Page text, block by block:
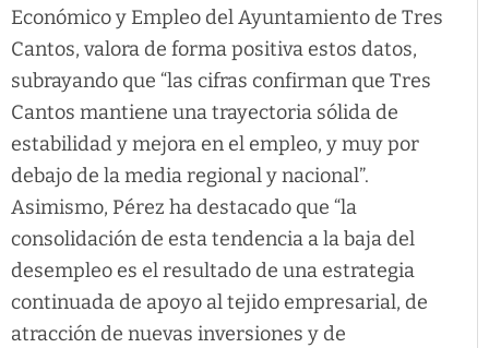
Económico y Empleo del Ayuntamiento de Tres
Cantos, valora de forma positiva estos datos,
subrayando que “las cifras confirman que Tres
Cantos mantiene una trayectoria sólida de
estabilidad y mejora en el empleo, y muy por
debajo de la media regional y nacional”.
Asimismo, Pérez ha destacado que “la
consolidación de esta tendencia a la baja del
desempleo es el resultado de una estrategia
continuada de apoyo al tejido empresarial, de
atracción de nuevas inversiones y de